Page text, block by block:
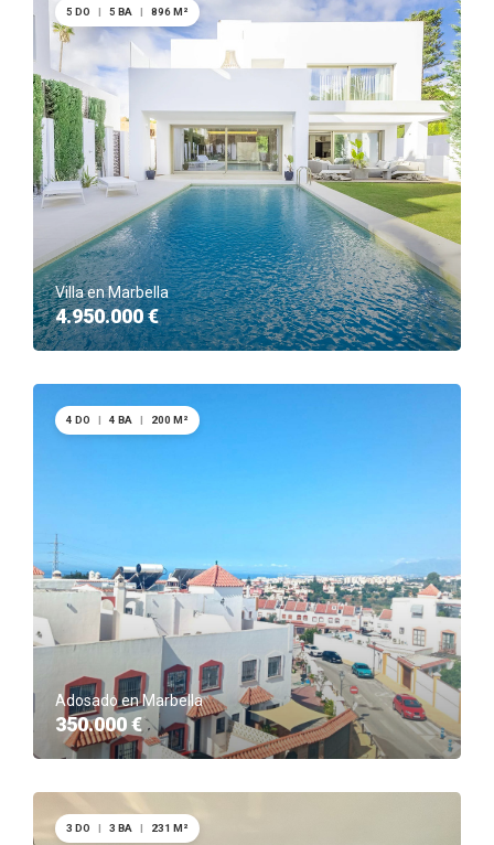
Villa en Marbella
4.950.000 €
5 DO | 5 BA | 896 M²
Adosado en Marbella
350.000 €
4 DO | 4 BA | 200 M²
3 DO | 3 BA | 231 M²